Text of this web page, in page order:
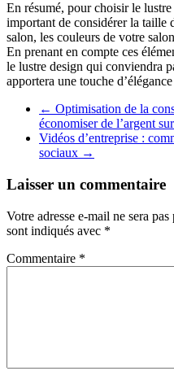
En résumé, pour choisir le
important de considérer la taille
salon, les couleurs de votre
En prenant en compte ces
le lustre design qui conviendra
apportera une touche
← Optimisation de la
économiser de l’argent
Vidéos d’entreprise :
sociaux →
Laisser un commentaire
Votre adresse e-mail ne sera pas
sont indiqués avec *
Commentaire *